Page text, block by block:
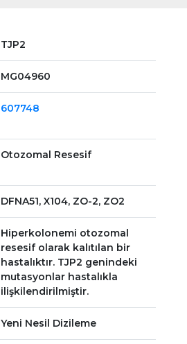
TJP2
MG04960
607748
Otozomal Resesif
DFNA51, X104, ZO-2, ZO2
Hiperkolonemi otozomal
resesif olarak kalıtılan bir
hastalıktır. TJP2 genindeki
mutasyonlar hastalıkla
ilişkilendirilmiştir.
Yeni Nesil Dizileme